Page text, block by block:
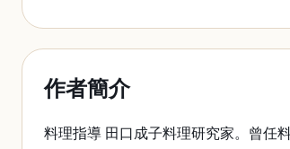
作者簡介
料理指導 田口成子料理研究家。曾任